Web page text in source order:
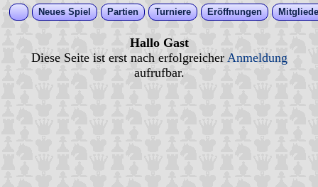
Neues Spiel Partien Turniere Eröffnungen
Hallo Gast
Diese Seite ist erst nach erfolgreicher Anmeldung
aufrufbar.